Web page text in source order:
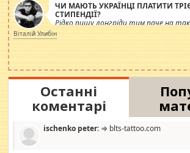
ЧИ МАЮТЬ УКРАЇНЦІ ПЛАТИТИ
СТИПЕНДІЇ?
Рідко пишу лонгріди тим паче на
просто дістало! Обурюють
навколо стипендіального питання.
роздувається ще одна соціальна
Віталій Улибін
Останні
коментарі
ischenko peter: ⇒ blts-tattoo.com